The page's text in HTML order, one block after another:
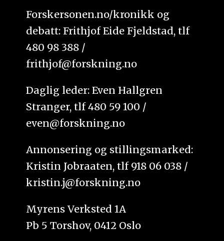
Forskersonen.no/kronikk og
debatt: Frithjof Eide Fjeldstad, tlf
480 98 388 /
frithjof@forskning.no
Daglig leder: Even Hallgren
Stranger, tlf 480 59 100 /
even@forskning.no
Annonsering og stillingsmarked:
Kristin Jobraaten, tlf 918 06 038 /
kristin.j@forskning.no
Myrens Verksted 1A
Pb 5 Torshov, 0412 Oslo